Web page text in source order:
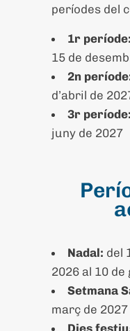
períodes del
1r període:
15 de
2n
d’abril de
3r període:
juny de 2027
Nadal: del
2026 al 10
Setmana
març de 2027